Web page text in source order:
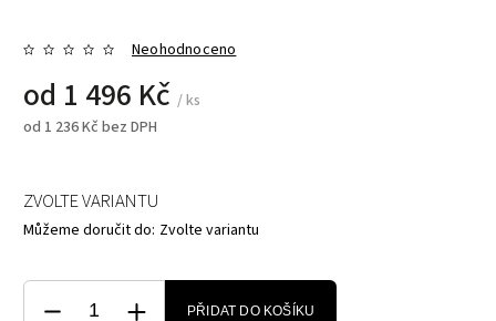
Neohodnoceno
od 1 496 Kč / ks
od 1 236 Kč bez DPH
ZVOLTE VARIANTU
Můžeme doručit do: Zvolte variantu
PŘIDAT DO KOŠÍKU